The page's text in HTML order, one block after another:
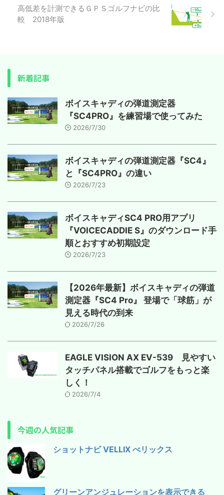
高低差を計測できるＧＰＳゴルフナビの比
較 2018年版
新着記事
ボイスキャディの弾道測定器
『SC4PRO』を練習場で使ってみた
2026/7/30
ボイスキャディの弾道測定器『SC4』
と『SC4PRO』の違い
2026/7/23
ボイスキャディSC4 PRO用アプリ
『VOICECADDIE S』のダウンロード手
順とおすすめ初期設定
2026/7/23
【2026年最新】ボイスキャディの弾道
測定器『SC4 Pro』 登場で「球筋」が
見える時代の到来
2026/7/26
EAGLE VISION AX EV-539 見やすい
タッチパネル搭載でゴルフをもっと楽
しく！
2026/7/4
今週の人気記事
ショットナビ VELLIX べリックス
グリーンアンジュレーションを表示できる